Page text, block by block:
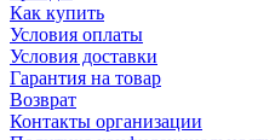
Как купить
Условия оплаты
Условия доставки
Гарантия на товар
Возврат
Контакты организации